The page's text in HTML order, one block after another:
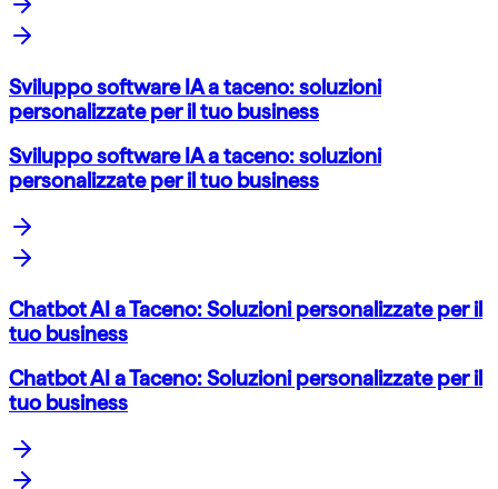
Sviluppo software IA a taceno: soluzioni
personalizzate per il tuo business
Sviluppo software IA a taceno: soluzioni
personalizzate per il tuo business
Chatbot AI a Taceno: Soluzioni personalizzate per il
tuo business
Chatbot AI a Taceno: Soluzioni personalizzate per il
tuo business